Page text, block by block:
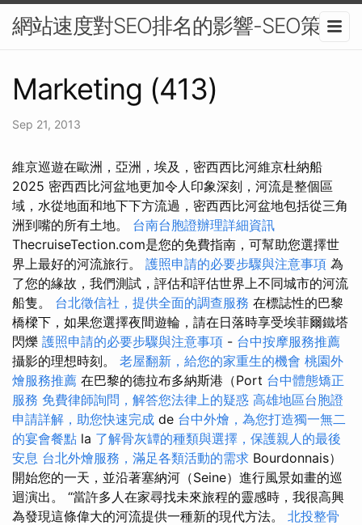
網站速度對SEO排名的影響-SEO策略
Marketing (413)
Sep 21, 2013
維京巡遊在歐洲，亞洲，埃及，密西西比河維京杜納船
2025 密西西比河盆地更加令人印象深刻，河流是整個區
域，水從地面和地下下方流過，密西西比河盆地包括從三角
洲到嘴的所有土地。 台南台胞證辦理詳細資訊
ThecruiseTection.com是您的免費指南，可幫助您選擇世
界上最好的河流旅行。 護照申請的必要步驟與注意事項 為
了您的緣故，我們測試，評估和評估世界上不同城市的河流
船隻。 台北徵信社，提供全面的調查服務 在標誌性的巴黎
橋樑下，如果您選擇夜間遊輪，請在日落時享受埃菲爾鐵塔
閃爍 護照申請的必要步驟與注意事項 - 台中按摩服務推薦
攝影的理想時刻。 老屋翻新，給您的家重生的機會 桃園外
燴服務推薦 在巴黎的德拉布多納斯港（Port 台中體態矯正
服務 免費律師詢問，解答您法律上的疑惑 高雄地區台胞證
申請詳解，助您快速完成 de 台中外燴，為您打造獨一無二
的宴會餐點 la 了解骨灰罈的種類與選擇，保護親人的最後
安息 台北外燴服務，滿足各類活動的需求 Bourdonnais）
開始您的一天，並沿著塞納河（Seine）進行風景如畫的巡
迴演出。 “當許多人在家尋找未來旅程的靈感時，我很高興
為發現這條偉大的河流提供一種新的現代方法。 北投整骨